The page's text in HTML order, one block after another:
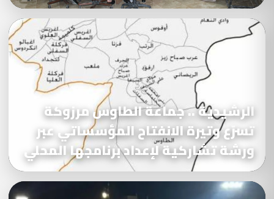
الرشيدية .. جماعة الطاوس مرزوكة
تسرّع وتيرة الانفتاح المؤسساتي عبر
ورشة تشاركية لإعداد برنامجها المحلي